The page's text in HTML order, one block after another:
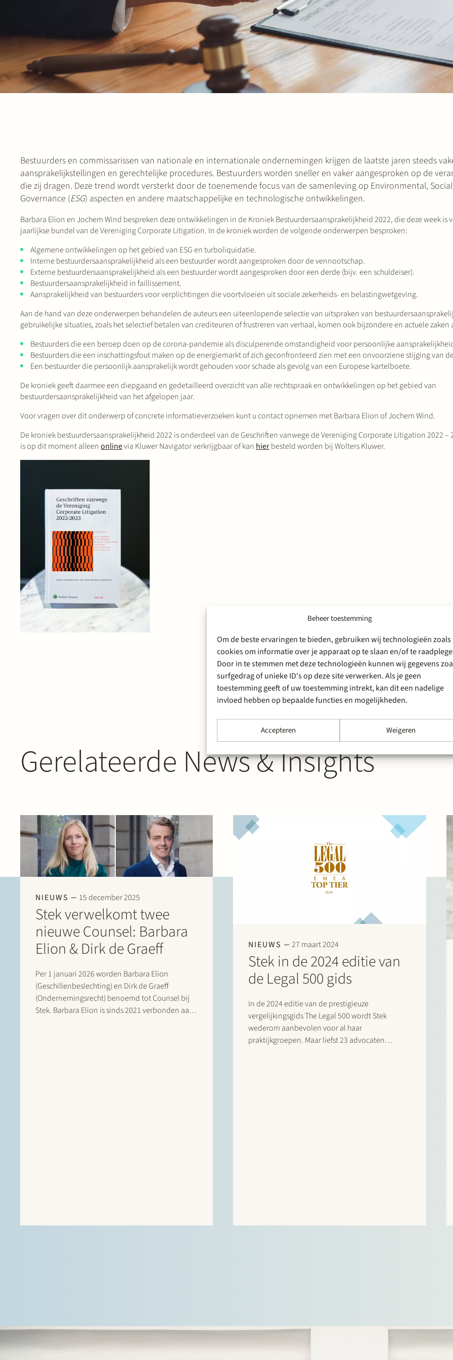
Beheer toestemming
Om de beste ervaringen te bieden, gebruiken wij technologieën zoals
cookies om informatie over je apparaat op te slaan en/of te
Door in te stemmen met deze technologieën kunnen wij gegevens
surfgedrag of unieke ID's op deze site verwerken. Als je geen
toestemming geeft of uw toestemming intrekt, kan dit een nadelige
invloed hebben op bepaalde functies en mogelijkheden.
Accepteren Weigeren
Bestuurders en commissarissen van nationale en internationale ondernemingen krijgen de laatste jaren steeds
aansprakelijkstellingen en gerechtelijke procedures. Bestuurders worden sneller en vaker aangesproken op de
die zij dragen. Deze trend wordt versterkt door de toenemende focus van de samenleving op Environmental,
Governance (ESG) aspecten en andere maatschappelijke en technologische ontwikkelingen.
Barbara Elion en Jochem Wind bespreken deze ontwikkelingen in de Kroniek Bestuurdersaansprakelijkheid 2022, die deze week is
jaarlijkse bundel van de Vereniging Corporate Litigation. In de kroniek worden de volgende onderwerpen besproken:
Algemene ontwikkelingen op het gebied van ESG en turboliquidatie.
Interne bestuurdersaansprakelijkheid als een bestuurder wordt aangesproken door de vennootschap.
Externe bestuurdersaansprakelijkheid als een bestuurder wordt aangesproken door een derde (bijv. een schuldeiser).
Bestuurdersaansprakelijkheid in faillissement.
Aansprakelijkheid van bestuurders voor verplichtingen die voortvloeien uit sociale zekerheids- en belastingwetgeving.
Aan de hand van deze onderwerpen behandelen de auteurs een uiteenlopende selectie van uitspraken van
gebruikelijke situaties, zoals het selectief betalen van crediteuren of frustreren van verhaal, komen ook bijzondere en actuele zaken
Bestuurders die een beroep doen op de corona-pandemie als disculperende omstandigheid voor persoonlijke
Bestuurders die een inschattingsfout maken op de energiemarkt of zich geconfronteerd zien met een onvoorziene stijging van
Een bestuurder die persoonlijk aansprakelijk wordt gehouden voor schade als gevolg van een Europese kartelboete.
De kroniek geeft daarmee een diepgaand en gedetailleerd overzicht van alle rechtspraak en ontwikkelingen op het gebied van
bestuurdersaansprakelijkheid van het afgelopen jaar.
Voor vragen over dit onderwerp of concrete informatieverzoeken kunt u contact opnemen met Barbara Elion of Jochem Wind.
De kroniek bestuurdersaansprakelijkheid 2022 is onderdeel van de Geschriften vanwege de Vereniging Corporate Litigation 2022 –
is op dit moment alleenonlinevia Kluwer Navigator verkrijgbaar of kan hierbesteld worden bij Wolters Kluwer.
Gerelateerde News & Insights
NIEUWS 15 december 2025
Stek verwelkomt twee
nieuwe Counsel: Barbara
Elion & Dirk de Graeff
Per 1 januari 2026 worden Barbara Elion
(Geschillenbeslechting) en Dirk de Graeff
(Ondernemingsrecht) benoemd tot Counsel bij
Stek. Barbara Elion is sinds 2021 verbonden aan
NIEUWS 27 maart 2024
Stek in de 2024 editie van
de Legal 500 gids
In de 2024 editie van de prestigieuze
vergelijkingsgids The Legal 500 wordt Stek
wederom aanbevolen voor al haar
praktijkgroepen. Maar liefst 23 advocaten